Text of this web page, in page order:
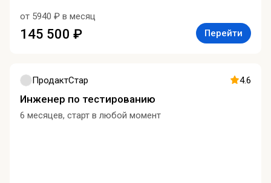
от 5940 ₽ в месяц
145 500 ₽ Перейти
ПродактСтар 4.6
Инженер по тестированию
6 месяцев, старт в любой момент